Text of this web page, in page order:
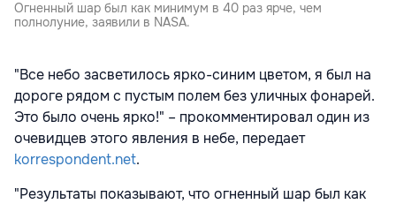
Огненный шар был как минимум в 40 раз ярче, чем
полнолуние, заявили в NASA.
"Все небо засветилось ярко-синим цветом, я был на
дороге рядом с пустым полем без уличных фонарей.
Это было очень ярко!" – прокомментировал один из
очевидцев этого явления в небе, передает
korrespondent.net.
"Результаты показывают, что огненный шар был как